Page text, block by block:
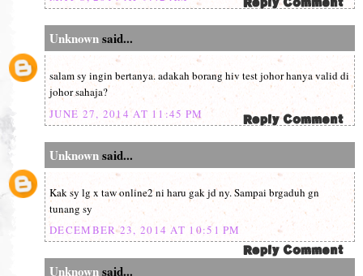
Unknownsaid...
salam sy ingin bertanya. adakah borang hiv test johor hanya valid di
johor sahaja?
JUNE 27, 2014 AT 11:45 PM
Unknownsaid...
Kak sy lg x taw online2 ni haru gak jd ny. Sampai brgaduh gn
tunang sy
DECEMBER 23, 2014 AT 10:51 PM
Unknownsaid...